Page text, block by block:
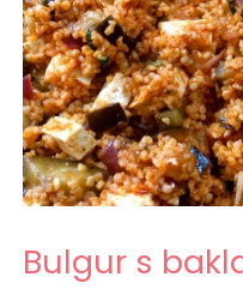
Bulgur s